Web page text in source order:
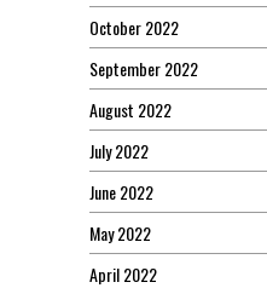
October 2022
September 2022
August 2022
July 2022
June 2022
May 2022
April 2022